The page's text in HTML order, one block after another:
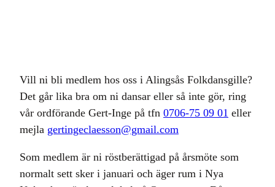
Vill ni bli medlem hos oss i Alingsås Folkdansgille?
Det går lika bra om ni dansar eller så inte gör, ring
vår ordförande Gert-Inge på tfn 0706-75 09 01 eller
mejla gertingeclaesson@gmail.com
Som medlem är ni röstberättigad på årsmöte som
normalt sett sker i januari och äger rum i Nya